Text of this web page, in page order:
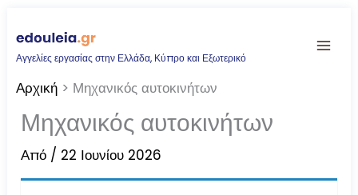
στο
περιεχόμενο
Αγγελίες εργασίας στην Ελλάδα, Κύπρο και Εξωτερικό
Αρχική Μηχανικός αυτοκινήτων
Μηχανικός αυτοκινήτων
Από / 22 Ιουνίου 2026